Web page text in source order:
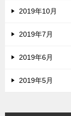
2019年10月
2019年7月
2019年6月
2019年5月